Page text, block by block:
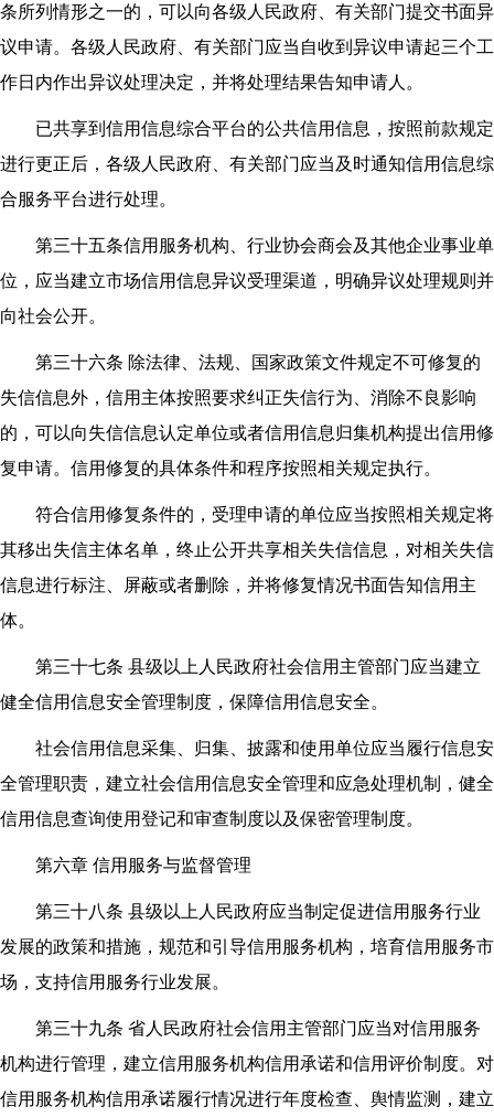
条所列情形之一的，可以向各级人民政府、有关部门提交书面异
议申请。各级人民政府、有关部门应当自收到异议申请起三个工
作日内作出异议处理决定，并将处理结果告知申请人。
已共享到信用信息综合平台的公共信用信息，按照前款规定
进行更正后，各级人民政府、有关部门应当及时通知信用信息综
合服务平台进行处理。
第三十五条信用服务机构、行业协会商会及其他企业事业单
位，应当建立市场信用信息异议受理渠道，明确异议处理规则并
向社会公开。
第三十六条 除法律、法规、国家政策文件规定不可修复的
失信信息外，信用主体按照要求纠正失信行为、消除不良影响
的，可以向失信信息认定单位或者信用信息归集机构提出信用修
复申请。信用修复的具体条件和程序按照相关规定执行。
符合信用修复条件的，受理申请的单位应当按照相关规定将
其移出失信主体名单，终止公开共享相关失信信息，对相关失信
信息进行标注、屏蔽或者删除，并将修复情况书面告知信用主
体。
第三十七条 县级以上人民政府社会信用主管部门应当建立
健全信用信息安全管理制度，保障信用信息安全。
社会信用信息采集、归集、披露和使用单位应当履行信息安
全管理职责，建立社会信用信息安全管理和应急处理机制，健全
信用信息查询使用登记和审查制度以及保密管理制度。
第六章 信用服务与监督管理
第三十八条 县级以上人民政府应当制定促进信用服务行业
发展的政策和措施，规范和引导信用服务机构，培育信用服务市
场，支持信用服务行业发展。
第三十九条 省人民政府社会信用主管部门应当对信用服务
机构进行管理，建立信用服务机构信用承诺和信用评价制度。对
信用服务机构信用承诺履行情况进行年度检查、舆情监测，建立